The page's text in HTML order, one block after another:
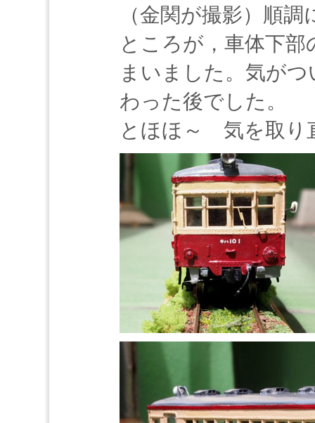
（金関が撮影）順
ところが，車体下
まいました。気が
わった後でした。
とほほ～ 気を取り